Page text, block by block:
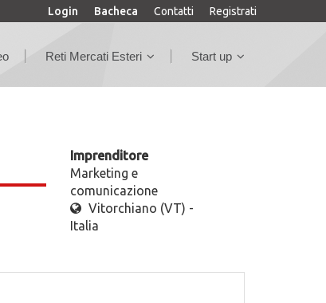
Login Bacheca Contatti Registrati
Reti Mercati Esteri Start up
Imprenditore
Marketing e
comunicazione
Vitorchiano (VT) -
Italia